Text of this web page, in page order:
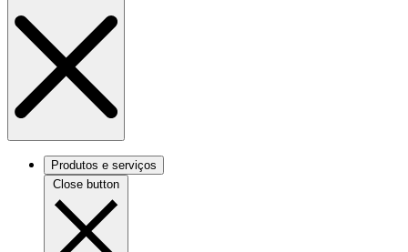
Produtos e serviços
Close button